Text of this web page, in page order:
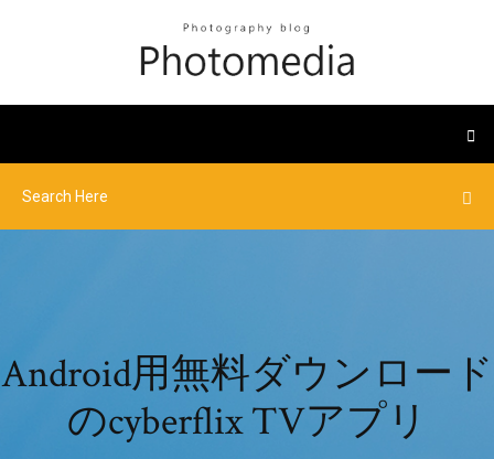
Android用無料ダウンロード
のcyberflix TVアプリ